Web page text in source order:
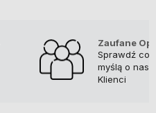
Zaufane
Sprawdź co
myślą o nas
Klienci